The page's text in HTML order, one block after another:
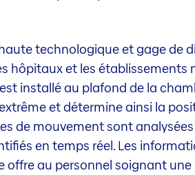
technologique et gage de
hôpitaux et les établissements
installé au plafond de la
et détermine ainsi la
de mouvement sont
en temps réel. Les
offre au personnel soignant